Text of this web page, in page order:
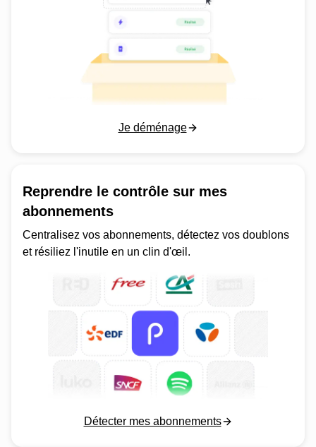
Je déménage
Reprendre le contrôle sur mes
abonnements
Centralisez vos abonnements, détectez vos doublons
et résiliez l'inutile en un clin d'œil.
Détecter mes abonnements